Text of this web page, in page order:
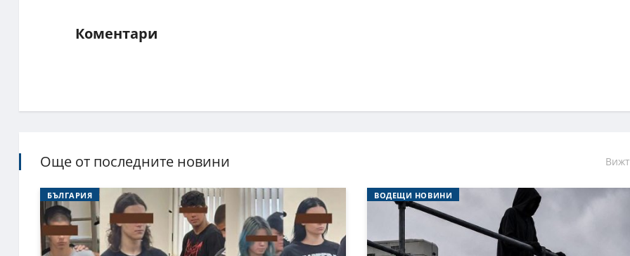
Коментари
Още от последните новини
БЪЛГАРИЯ ВОДЕЩИ НОВИНИ